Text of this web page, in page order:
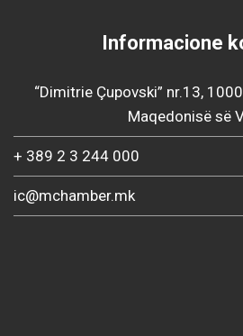
Informacione
“Dimitrie Çupovski” nr.13,
Maqedonisë së
+ 389 2 3 244 000
ic@mchamber.mk